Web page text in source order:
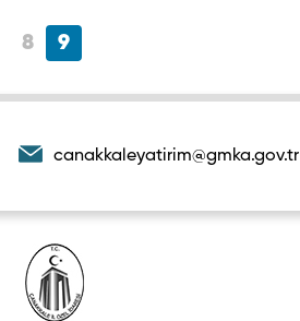
8 9
canakkaleyatirim@gmka.gov.tr